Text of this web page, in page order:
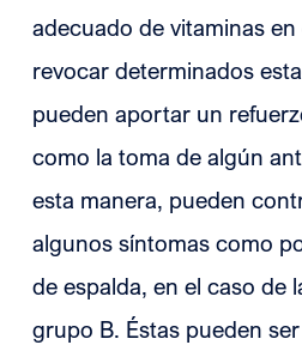
adecuado de vitaminas
revocar determinados
pueden aportar un
como la toma de algún
esta manera, pueden
algunos síntomas como
de espalda, en el caso de
grupo B. Éstas pueden